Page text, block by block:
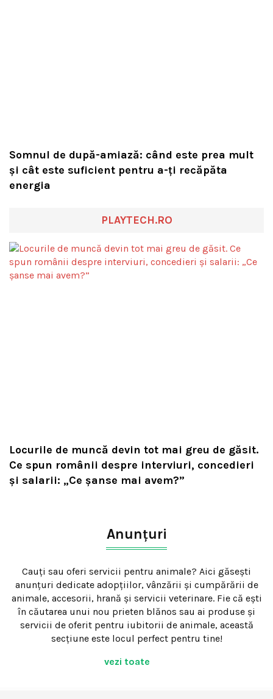
Somnul de după-amiază: când este prea mult
și cât este suficient pentru a-ți recăpăta
energia
PLAYTECH.RO
Locurile de muncă devin tot mai greu de găsit.
Ce spun românii despre interviuri, concedieri
și salarii: „Ce șanse mai avem?”
Anunțuri
Cauți sau oferi servicii pentru animale? Aici găsești
anunțuri dedicate adopțiilor, vânzării și cumpărării de
animale, accesorii, hrană și servicii veterinare. Fie că ești
în căutarea unui nou prieten blănos sau ai produse și
servicii de oferit pentru iubitorii de animale, această
secțiune este locul perfect pentru tine!
vezi toate